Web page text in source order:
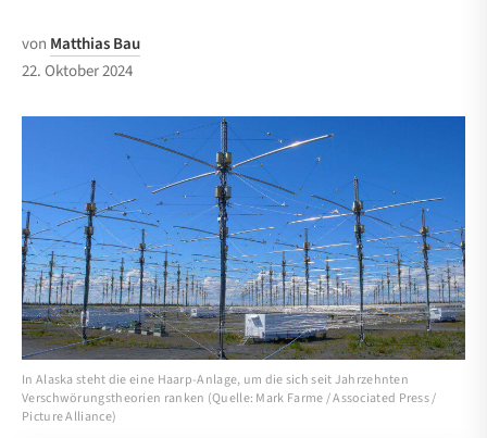
von Matthias Bau
22. Oktober 2024
In Alaska steht die eine Haarp-Anlage, um die sich seit Jahrzehnten
Verschwörungstheorien ranken (Quelle: Mark Farme / Associated Press /
Picture Alliance)